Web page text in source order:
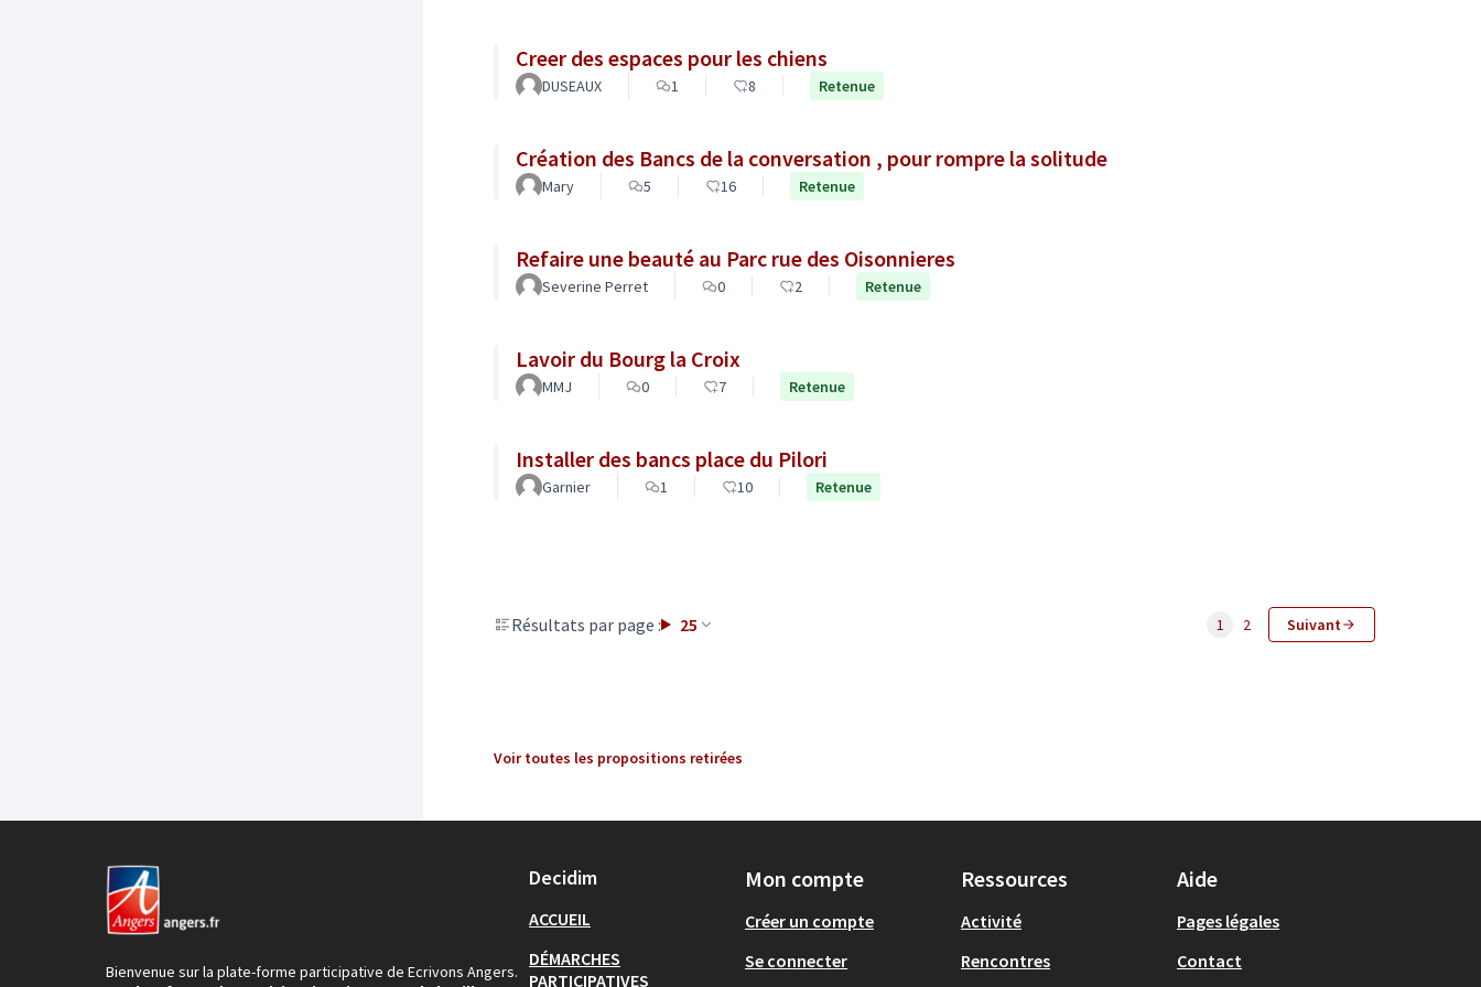
Creer des espaces pour les chiens
DUSEAUX 1 8 Retenue
Création des Bancs de la conversation , pour rompre la solitude
Mary 5 16 Retenue
Refaire une beauté au Parc rue des Oisonnieres
Severine Perret 0 2 Retenue
Lavoir du Bourg la Croix
MMJ 0 7 Retenue
Installer des bancs place du Pilori
Garnier 1 10 Retenue
Résultats par page : 25 1 2 Suivant
Voir toutes les propositions retirées
Bienvenue sur la plate-forme participative de Ecrivons Angers.
Decidim
ACCUEIL
DÉMARCHES
PARTICIPATIVES
Mon compte
Créer un compte
Se connecter
Ressources
Activité
Rencontres
Aide
Pages légales
Contact